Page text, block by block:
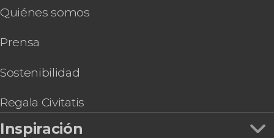
Museos Capitolinos
Galería Borghese
Gastronomía y enoturismo en Roma
Autobús entre Civitavecchia y el aeropuerto de
Tour por las Catacumbas de la Vía Appia
Sebastián
Tour en bicicleta por Roma
OMNIA Rome & Vatican Card
Quiénes somos
Prensa
Sostenibilidad
Regala Civitatis
Inspiración